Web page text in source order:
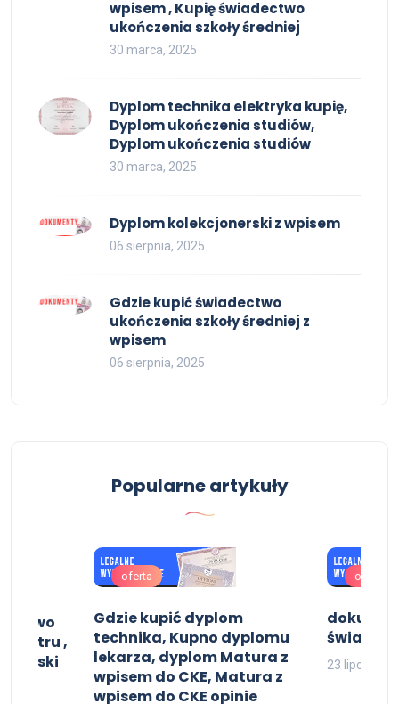
wpisem , Kupię świadectwo
ukończenia szkoły średniej
30 marca, 2025
Dyplom technika elektryka kupię,
Dyplom ukończenia studiów,
Dyplom ukończenia studiów
30 marca, 2025
Dyplom kolekcjonerski z wpisem
06 sierpnia, 2025
Gdzie kupić świadectwo
ukończenia szkoły średniej z
wpisem
06 sierpnia, 2025
Popularne artykuły
prawo
,
oferta
Gdzie kupić dyplom
technika, Kupno dyplomu
lekarza, dyplom Matura z
wpisem do CKE, Matura z
wpisem do CKE opinie
oferta
23 lipca,